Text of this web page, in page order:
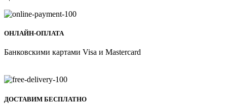
ОНЛАЙН-ОПЛАТА
Банковскими картами Visa и Mastercard
ДОСТАВИМ БЕСПЛАТНО